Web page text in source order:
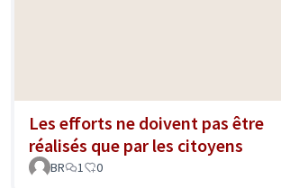
Les efforts ne doivent pas être
réalisés que par les citoyens
BR 1 0